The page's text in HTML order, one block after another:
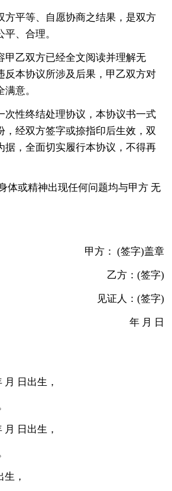
方平等、自愿协商之结果，是双方
、合理。
甲乙双方已经全文阅读并理解无
反本协议所涉及后果，甲乙双方对
意。
次性终结处理协议，本协议书一式
，经双方签字或捺指印后生效，双
据，全面切实履行本协议，不得再
体或精神出现任何问题均与甲方 无
甲方： (签字)盖章
乙方：(签字)
见证人：(签字)
年 月 日
月 日出生，
月 日出生，
生，